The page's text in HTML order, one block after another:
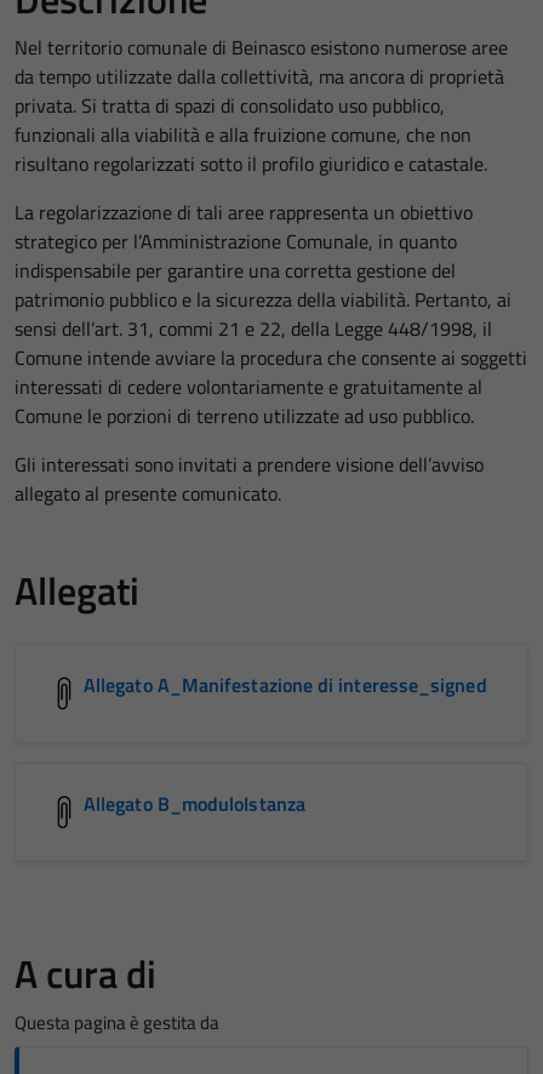
Nel territorio comunale di Beinasco esistono numerose aree
da tempo utilizzate dalla collettività, ma ancora di proprietà
privata. Si tratta di spazi di consolidato uso pubblico,
funzionali alla viabilità e alla fruizione comune, che non
risultano regolarizzati sotto il profilo giuridico e catastale.
La regolarizzazione di tali aree rappresenta un obiettivo
strategico per l’Amministrazione Comunale, in quanto
indispensabile per garantire una corretta gestione del
patrimonio pubblico e la sicurezza della viabilità. Pertanto, ai
sensi dell’art. 31, commi 21 e 22, della Legge 448/1998, il
Comune intende avviare la procedura che consente ai soggetti
interessati di cedere volontariamente e gratuitamente al
Comune le porzioni di terreno utilizzate ad uso pubblico.
Gli interessati sono invitati a prendere visione dell’avviso
allegato al presente comunicato.
Allegati
Allegato A_Manifestazione di interesse_signed
Allegato B_moduloIstanza
A cura di
Questa pagina è gestita da